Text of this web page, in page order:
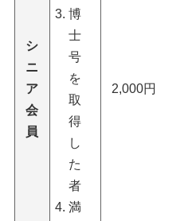
シ
ニ
ア
会
員
博
士
号
を
取
得
し
た
者
満
2,000円